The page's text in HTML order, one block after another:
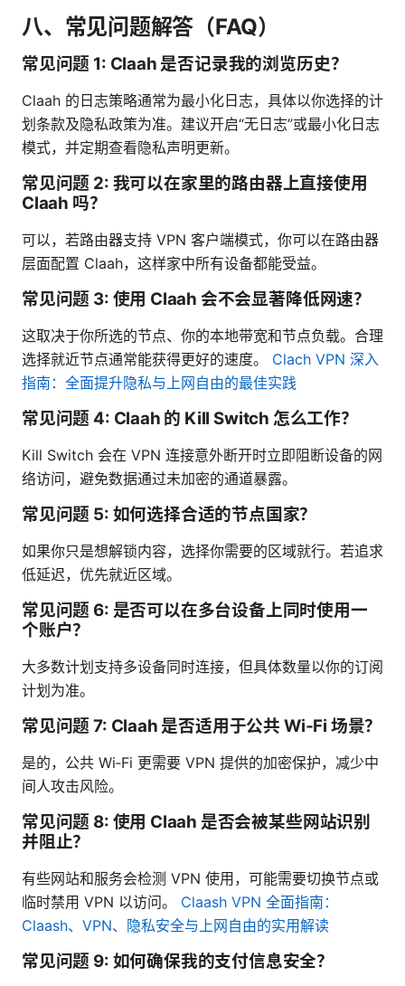
八、常见问题解答（FAQ）
常见问题 1: Claah 是否记录我的浏览历史？
Claah 的日志策略通常为最小化日志，具体以你选择的计
划条款及隐私政策为准。建议开启“无日志”或最小化日志
模式，并定期查看隐私声明更新。
常见问题 2: 我可以在家里的路由器上直接使用
Claah 吗？
可以，若路由器支持 VPN 客户端模式，你可以在路由器
层面配置 Claah，这样家中所有设备都能受益。
常见问题 3: 使用 Claah 会不会显著降低网速？
这取决于你所选的节点、你的本地带宽和节点负载。合理
选择就近节点通常能获得更好的速度。 Clach VPN 深入
指南：全面提升隐私与上网自由的最佳实践
常见问题 4: Claah 的 Kill Switch 怎么工作？
Kill Switch 会在 VPN 连接意外断开时立即阻断设备的网
络访问，避免数据通过未加密的通道暴露。
常见问题 5: 如何选择合适的节点国家？
如果你只是想解锁内容，选择你需要的区域就行。若追求
低延迟，优先就近区域。
常见问题 6: 是否可以在多台设备上同时使用一
个账户？
大多数计划支持多设备同时连接，但具体数量以你的订阅
计划为准。
常见问题 7: Claah 是否适用于公共 Wi‑Fi 场景？
是的，公共 Wi‑Fi 更需要 VPN 提供的加密保护，减少中
间人攻击风险。
常见问题 8: 使用 Claah 是否会被某些网站识别
并阻止？
有些网站和服务会检测 VPN 使用，可能需要切换节点或
临时禁用 VPN 以访问。 Claash VPN 全面指南：
Claash、VPN、隐私安全与上网自由的实用解读
常见问题 9: 如何确保我的支付信息安全？